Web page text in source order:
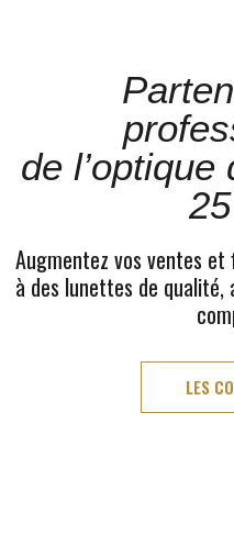
de
Augmentez vos ventes
à des lunettes de
LES